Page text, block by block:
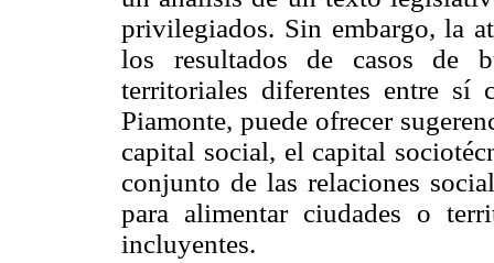
privilegiados. Sin embargo, la
los resultados de casos de
territoriales diferentes entre
Piamonte, puede ofrecer
capital social, el capital
conjunto de las relaciones
para alimentar ciudades o
incluyentes.